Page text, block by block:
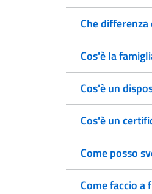
Che differenza
Cos'è la
Cos'è un
Cos'è un
Come posso
Come faccio